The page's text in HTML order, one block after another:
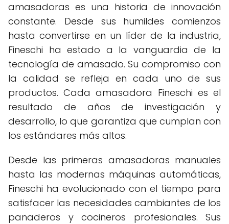
amasadoras es una historia de innovación
constante. Desde sus humildes comienzos
hasta convertirse en un líder de la industria,
Fineschi ha estado a la vanguardia de la
tecnología de amasado. Su compromiso con
la calidad se refleja en cada uno de sus
productos. Cada amasadora Fineschi es el
resultado de años de investigación y
desarrollo, lo que garantiza que cumplan con
los estándares más altos.
Desde las primeras amasadoras manuales
hasta las modernas máquinas automáticas,
Fineschi ha evolucionado con el tiempo para
satisfacer las necesidades cambiantes de los
panaderos y cocineros profesionales. Sus